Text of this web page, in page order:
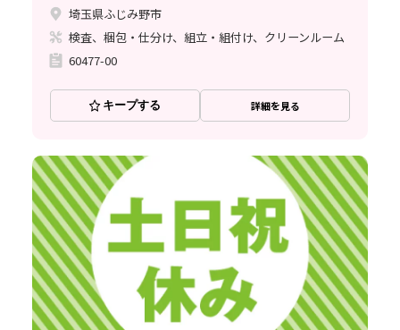
埼玉県ふじみ野市
検査、梱包・仕分け、組立・組付け、クリーンルーム
60477-00
キープする 詳細を見る